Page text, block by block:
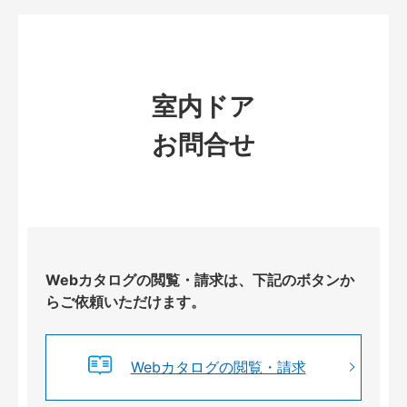
室内ドア
お問合せ
Webカタログの閲覧・請求は、下記のボタンか
らご依頼いただけます。
Webカタログの閲覧・請求